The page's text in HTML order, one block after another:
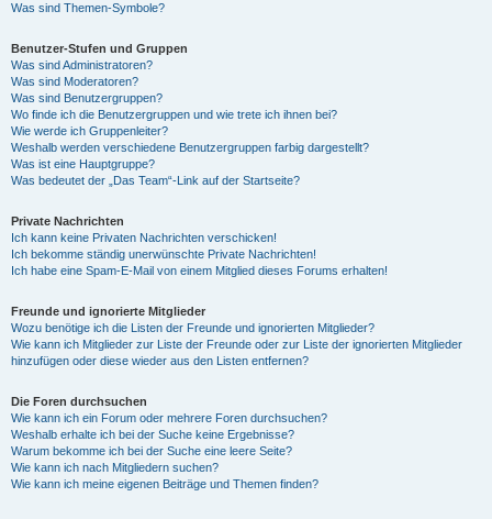
Was sind Themen-Symbole?
Benutzer-Stufen und Gruppen
Was sind Administratoren?
Was sind Moderatoren?
Was sind Benutzergruppen?
Wo finde ich die Benutzergruppen und wie trete ich ihnen bei?
Wie werde ich Gruppenleiter?
Weshalb werden verschiedene Benutzergruppen farbig dargestellt?
Was ist eine Hauptgruppe?
Was bedeutet der „Das Team“-Link auf der Startseite?
Private Nachrichten
Ich kann keine Privaten Nachrichten verschicken!
Ich bekomme ständig unerwünschte Private Nachrichten!
Ich habe eine Spam-E-Mail von einem Mitglied dieses Forums erhalten!
Freunde und ignorierte Mitglieder
Wozu benötige ich die Listen der Freunde und ignorierten Mitglieder?
Wie kann ich Mitglieder zur Liste der Freunde oder zur Liste der ignorierten Mitglieder
hinzufügen oder diese wieder aus den Listen entfernen?
Die Foren durchsuchen
Wie kann ich ein Forum oder mehrere Foren durchsuchen?
Weshalb erhalte ich bei der Suche keine Ergebnisse?
Warum bekomme ich bei der Suche eine leere Seite?
Wie kann ich nach Mitgliedern suchen?
Wie kann ich meine eigenen Beiträge und Themen finden?